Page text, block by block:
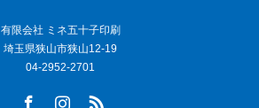
有限会社 ミネ五十子印刷
埼玉県狭山市狭山12-19
04-2952-2701